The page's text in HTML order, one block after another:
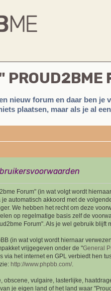
PROUD2BME
nieuw forum en daar ben je
plaatsen, maar als je al
Forum" (in wat volgt wordt
automatisch akkoord met de
We hebben het recht om deze
op regelmatige basis zelf de
Forum". Als je wel gebruik
(in wat volgt wordt hiernaar
vrijgegeven onder de "General
via het internet en GPL verbiedt hen
http://www.phpbb.com/.
obscene, vulgaire, lasterlijke,
je eigen land of het land waar